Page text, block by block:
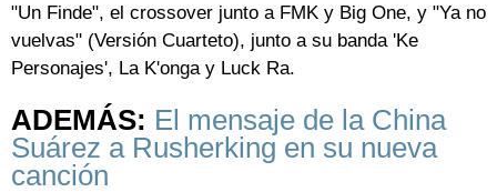
"Un Finde", el crossover junto a FMK y Big One, y "Ya no
vuelvas" (Versión Cuarteto), junto a su banda 'Ke
Personajes', La K'onga y Luck Ra.
ADEMÁS: El mensaje de la China
Suárez a Rusherking en su nueva
canción